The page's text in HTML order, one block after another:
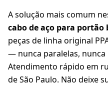
A solução mais comum
cabo de aço para portão
peças de linha original
— nunca paralelas, nunca
Atendimento rápido em
de São Paulo. Não deixe